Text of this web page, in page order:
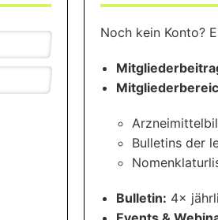
Noch kein Konto?
Bulletins der
Bulletin: 4×